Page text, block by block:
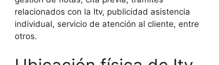
relacionados con la Itv, publicidad asistencia
individual, servicio de atención al cliente, entre
otros.